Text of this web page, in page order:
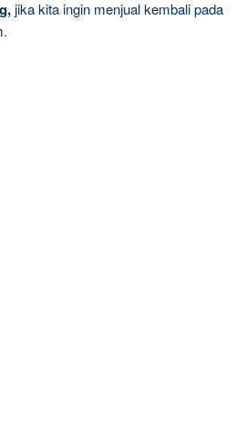
jika kita ingin menjual kembali pada